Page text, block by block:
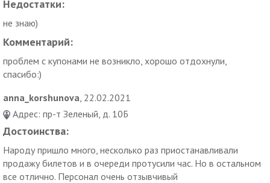
Аквапарк- отличная возможность проведения праздничных
событий любого масштаба, а подарочные сертификаты на
официальном сайте по выгодному тарифу – лучший подарок
другу и близким.
«Карибия» - радость здорового отдыха доступна каждому!
Недостатки:
не знаю)
Комментарий:
проблем с купонами не возникло, хорошо отдохнули,
спасибо:)
anna_korshunova , 22.02.2021
Адрес: пр-т Зеленый, д. 10Б
Достоинства:
Народу пришло много, несколько раз приостанавливали
продажу билетов и в очереди протусили час. Но в остальном
все отлично. Персонал очень отзывчивый